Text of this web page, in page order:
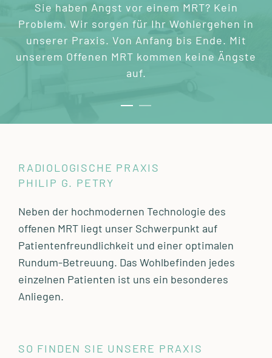
Sie haben Angst vor einem MRT? Kein
Problem. Wir sorgen für Ihr Wohlergehen in
unserer Praxis. Von Anfang bis Ende. Mit
unserem Offenen MRT kommen keine Ängste
auf.
RADIOLOGISCHE PRAXIS
PHILIP G. PETRY
Neben der hochmodernen Technologie des
offenen MRT liegt unser Schwerpunkt auf
Patientenfreundlichkeit und einer optimalen
Rundum-Betreuung. Das Wohlbefinden jedes
einzelnen Patienten ist uns ein besonderes
Anliegen.
SO FINDEN SIE UNSERE PRAXIS